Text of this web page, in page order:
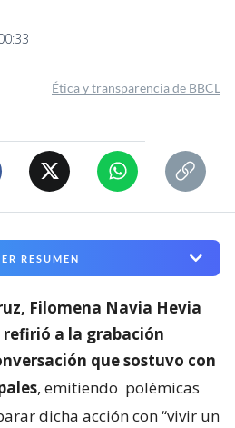
Ética y transparencia de BBCL
RESUMEN
Filomena Navia Hevia
refirió a la grabación
que sostuvo con
, emitiendo polémicas
dicha acción con “vivir un